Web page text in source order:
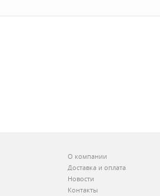
О компании
Доставка и оплата
Новости
Контакты